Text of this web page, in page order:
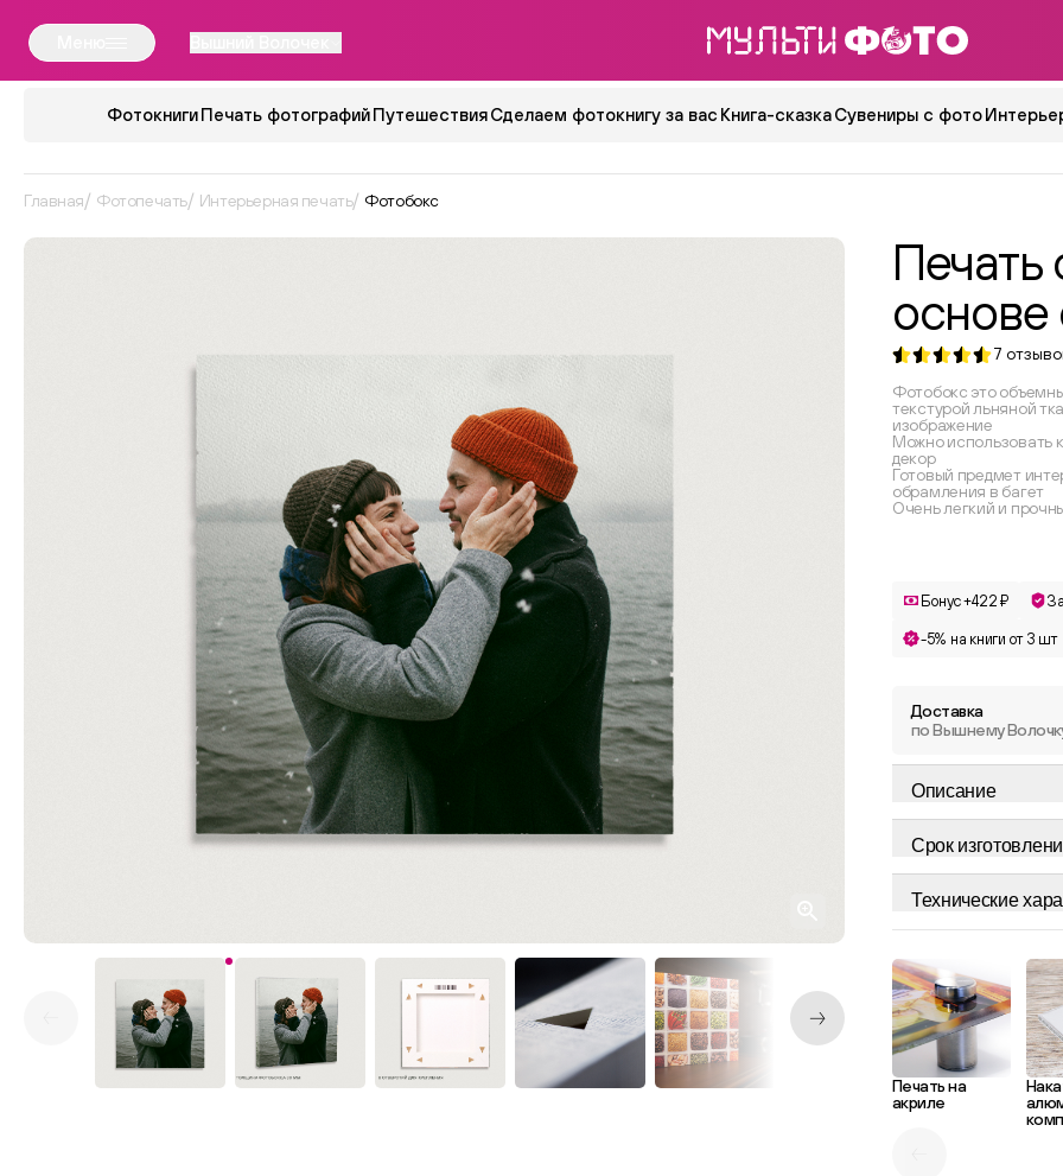
Фотокниги Печать фотографий Путешествия Сделаем фотокнигу за вас Книга-сказка Сувениры с фото
Главная Фотопечать Интерьерная печать Фотобокс
Печать
основе
7
Фотобокс это
текстурой льняной
изображение
Можно использовать
декор
Готовый предмет
обрамления в багет
Очень легкий и
Бонус +422 ₽
-5% на книги от 3 шт
Доставка
по Вышнему
Описание
Срок
Технические
Печать на
акриле